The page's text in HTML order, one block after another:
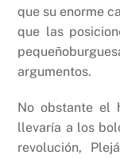
que su enorme
que las
argumentos.
No obstante el
llevaría a los
revolución,